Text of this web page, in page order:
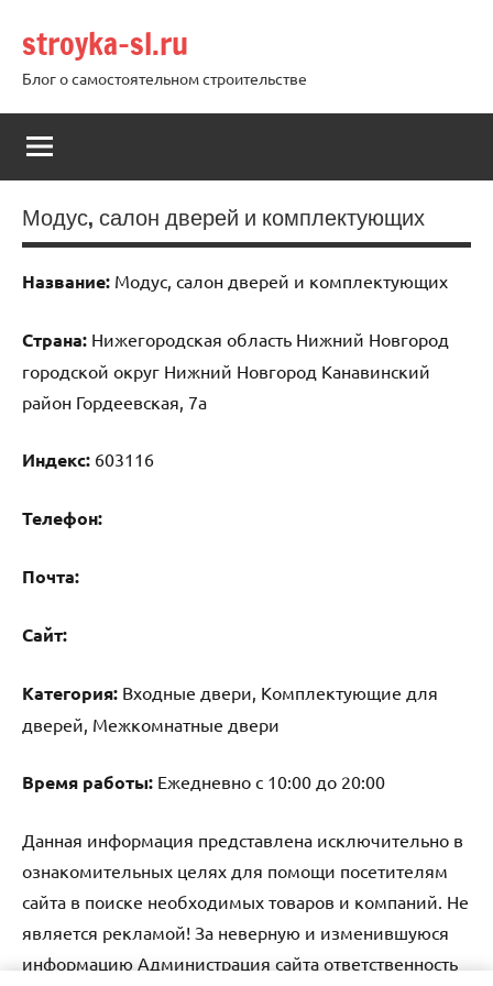
содержимому
stroyka-sl.ru
Блог о самостоятельном строительстве
Модус, салон дверей и комплектующих
Название: Модус, салон дверей и комплектующих
Страна: Нижегородская область Нижний Новгород
городской округ Нижний Новгород Канавинский
район Гордеевская, 7а
Индекс: 603116
Телефон:
Почта:
Cайт:
Категория: Входные двери, Комплектующие для
дверей, Межкомнатные двери
Время работы: Ежедневно с 10:00 до 20:00
Данная информация представлена исключительно в
ознакомительных целях для помощи посетителям
сайта в поиске необходимых товаров и компаний. Не
является рекламой! За неверную и изменившуюся
информацию Администрация сайта ответственность